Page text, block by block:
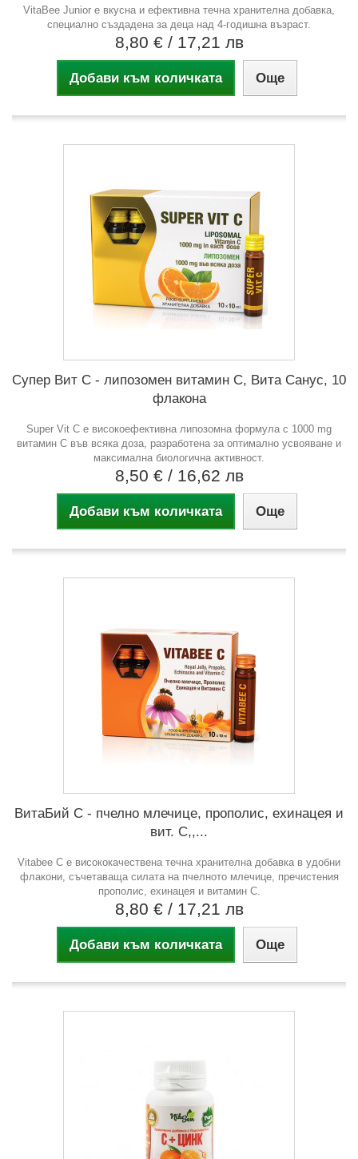
VitaBee Junior е вкусна и ефективна течна хранителна добавка,
специално създадена за деца над 4-годишна възраст.
8,80 € / 17,21 лв
Добави към количката Още
Супер Вит С - липозомен витамин С, Вита Санус, 10
флакона
Super Vit C е високоефективна липозомна формула с 1000 mg
витамин C във всяка доза, разработена за оптимално усвояване и
максимална биологична активност.
8,50 € / 16,62 лв
Добави към количката Още
ВитаБий С - пчелно млечице, прополис, ехинацея и
вит. С,,...
Vitabee C е висококачествена течна хранителна добавка в удобни
флакони, съчетаваща силата на пчелното млечице, пречистения
прополис, ехинацея и витамин С.
8,80 € / 17,21 лв
Добави към количката Още